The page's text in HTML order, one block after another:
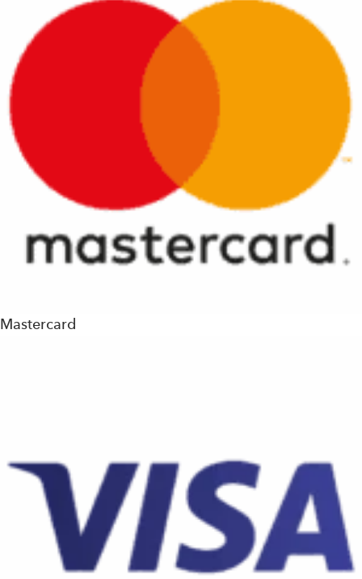
Mastercard